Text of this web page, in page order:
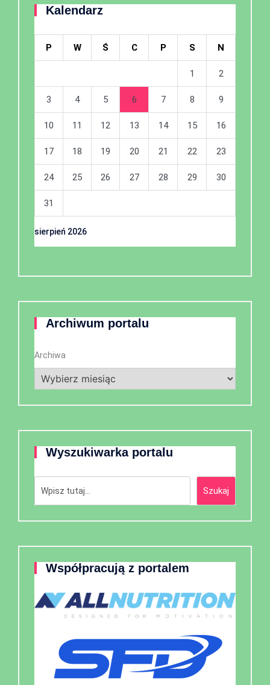
Kalendarz
sierpień 2026
P W Ś C P S N
1 2
3 4 5 6 7 8 9
10 11 12 13 14 15 16
17 18 19 20 21 22 23
24 25 26 27 28 29 30
31
Archiwum portalu
Archiwa
Wyszukiwarka portalu
Szukaj
Współpracują z portalem